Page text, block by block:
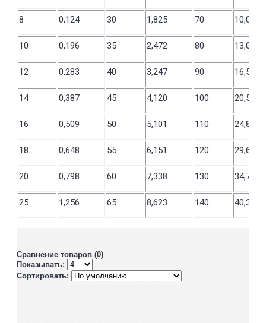
8 0,124 30 1,825 70 10,006
10 0,196 35 2,472 80 13,047
12 0,283 40 3,247 90 16,579
14 0,387 45 4,120 100 20,503
16 0,509 50 5,101 110 24,819
18 0,648 55 6,151 120 29,626
20 0,798 60 7,338 130 34,727
25 1,256 65 8,623 140 40,319
Сравнение товаров (0)
Показывать:
Сортировать: